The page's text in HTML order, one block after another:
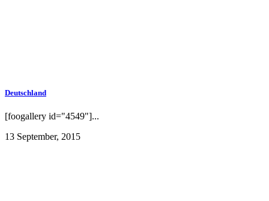
Deutschland
[foogallery id="4549"]...
13 September, 2015